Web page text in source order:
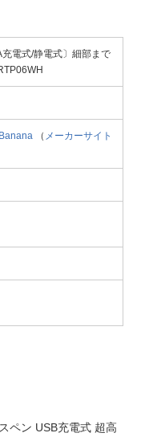
充電式/静電式〕細部まで
（ メーカーサイト
ペン USB充電式 超高